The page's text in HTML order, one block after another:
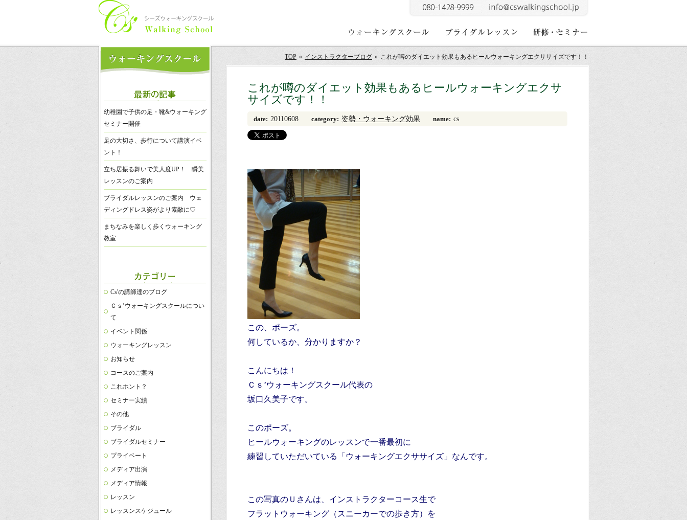
幼稚園で子供の足・靴&ウォーキング
セミナー開催
足の大切さ、歩行について講演イベ
ント！
立ち居振る舞いで美人度UP！ 瞬美
レッスンのご案内
ブライダルレッスンのご案内 ウェ
ディングドレス姿がより素敵に♡
まちなみを楽しく歩くウォーキング
教室
Cs'の講師達のブログ
Ｃｓ’ウォーキングスクールについ
て
イベント関係
ウォーキングレッスン
お知らせ
コースのご案内
これホント？
セミナー実績
その他
ブライダル
ブライダルセミナー
プライベート
メディア出演
メディア情報
レッスン
レッスンスケジュール
TOP » インストラクターブログ » これが噂のダイエット効果もあるヒールウォーキングエクササイズです！！
これが噂のダイエット効果もあるヒールウォーキングエクサ
サイズです！！
date: 20110608 category: 姿勢・ウォーキング効果 name: cs
この、ポーズ。
何しているか、分かりますか？
こんにちは！
Ｃｓ’ウォーキングスクール代表の
坂口久美子です。
このポーズ。
ヒールウォーキングのレッスンで一番最初に
練習していただいている「ウォーキングエクササイズ」なんです。
この写真のＵさんは、インストラクターコース生で
フラットウォーキング（スニーカーでの歩き方）を